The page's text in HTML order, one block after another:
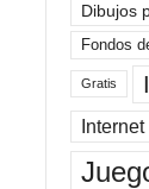
Dibujos
Fondos
Gratis
Internet